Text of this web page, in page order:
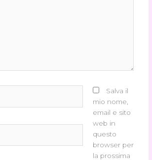
Salva il
mio nome,
email e sito
web in
questo
browser per
la prossima